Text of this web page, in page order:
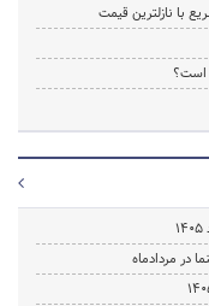
با نازلترین قیمت
است؟
در مردادماه